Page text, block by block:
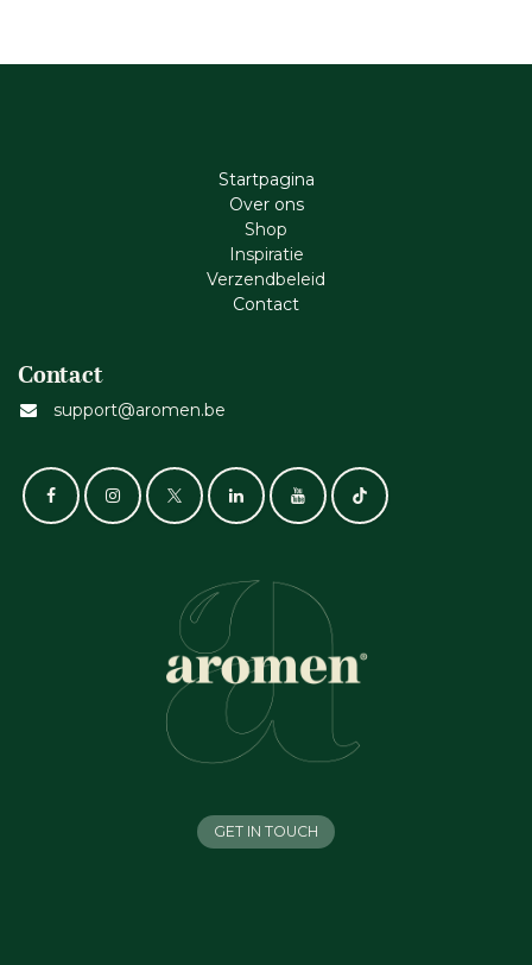
Startpagina
Ove​r​ ons
Shop
Inspiratie
Verzendbeleid
Cont​act
Contact
support@aromen.be
GET IN TOUCH